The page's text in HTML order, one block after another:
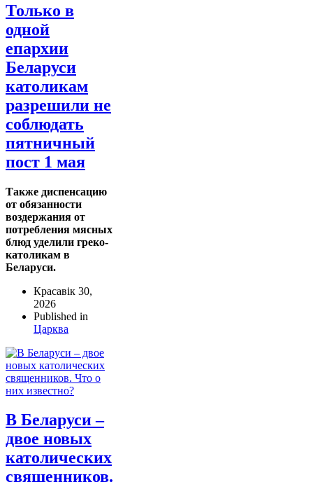
Только в
одной
епархии
Беларуси
католикам
разрешили не
соблюдать
пятничный
пост 1 мая
Также диспенсацию
от обязанности
воздержания от
потребления мясных
блюд уделили греко-
католикам в
Беларуси.
Красавік 30,
2026
Published in
Царква
В Беларуси –
двое новых
католических
священников.